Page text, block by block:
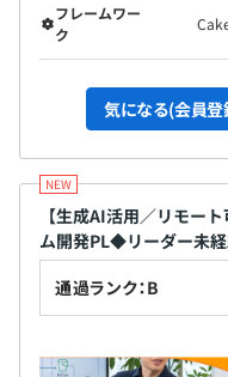
フレームワー
ク
気になる(会員登
【生成AI活用／リモー
ム開発PL◆リーダー未
通過ランク：B